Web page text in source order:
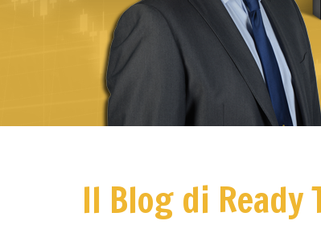
Il Blog di Ready